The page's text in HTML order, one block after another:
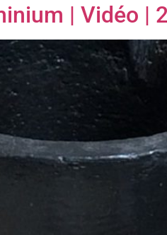
| Vidéo |